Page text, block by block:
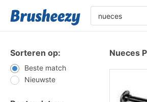
Sorteren op:
Beste match
Nieuwste
Nueces